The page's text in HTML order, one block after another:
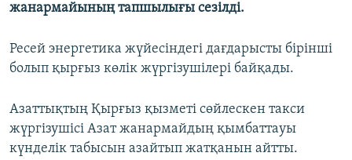
жанармайының тапшылығы сезілді.
Ресей энергетика жүйесіндегі дағдарысты бірінші
болып қырғыз көлік жүргізушілері байқады.
Азаттықтың Қырғыз қызметі сөйлескен такси
жүргізушісі Азат жанармайдың қымбаттауы
күнделік табысын азайтып жатқанын айтты.